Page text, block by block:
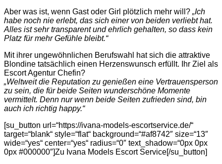
Aber was ist, wenn Gast oder Girl plötzlich mehr will? „Ich
habe noch nie erlebt, das sich einer von beiden verliebt hat.
Alles ist sehr transparent und ehrlich gehalten, so dass kein
Platz für mehr Gefühle bleibt.“
Mit ihrer ungewöhnlichen Berufswahl hat sich die attraktive
Blondine tatsächlich einen Herzenswunsch erfüllt. Ihr Ziel als
Escort Agentur Chefin?
„Weltweit die Reputation zu genießen eine Vertrauensperson
zu sein, die für beide Seiten wunderschöne Momente
vermittelt. Denn nur wenn beide Seiten zufrieden sind, bin
auch ich richtig happy.“
[su_button url=“https://ivana-models-escortservice.de/“
target=“blank“ style=“flat“ background=“#af8742″ size=“13″
wide=“yes“ center=“yes“ radius=“0″ text_shadow=“0px 0px
0px #000000″]Zu Ivana Models Escort Service[/su_button]